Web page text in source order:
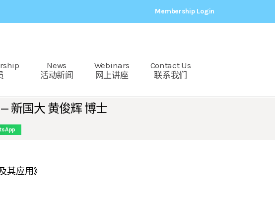
Membership Login
News
活动新闻
Webinars
网上讲座
Contact Us
联系我们
新国大 黄俊辉 博士
其应用》